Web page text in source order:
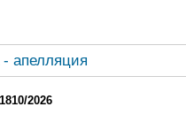
апелляция
2026